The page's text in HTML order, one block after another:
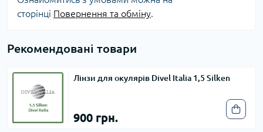
сторінці Повернення та обміну
Рекомендовані товари
Лінзи для окулярів Divel Italia 1,5 Silken
900 грн.